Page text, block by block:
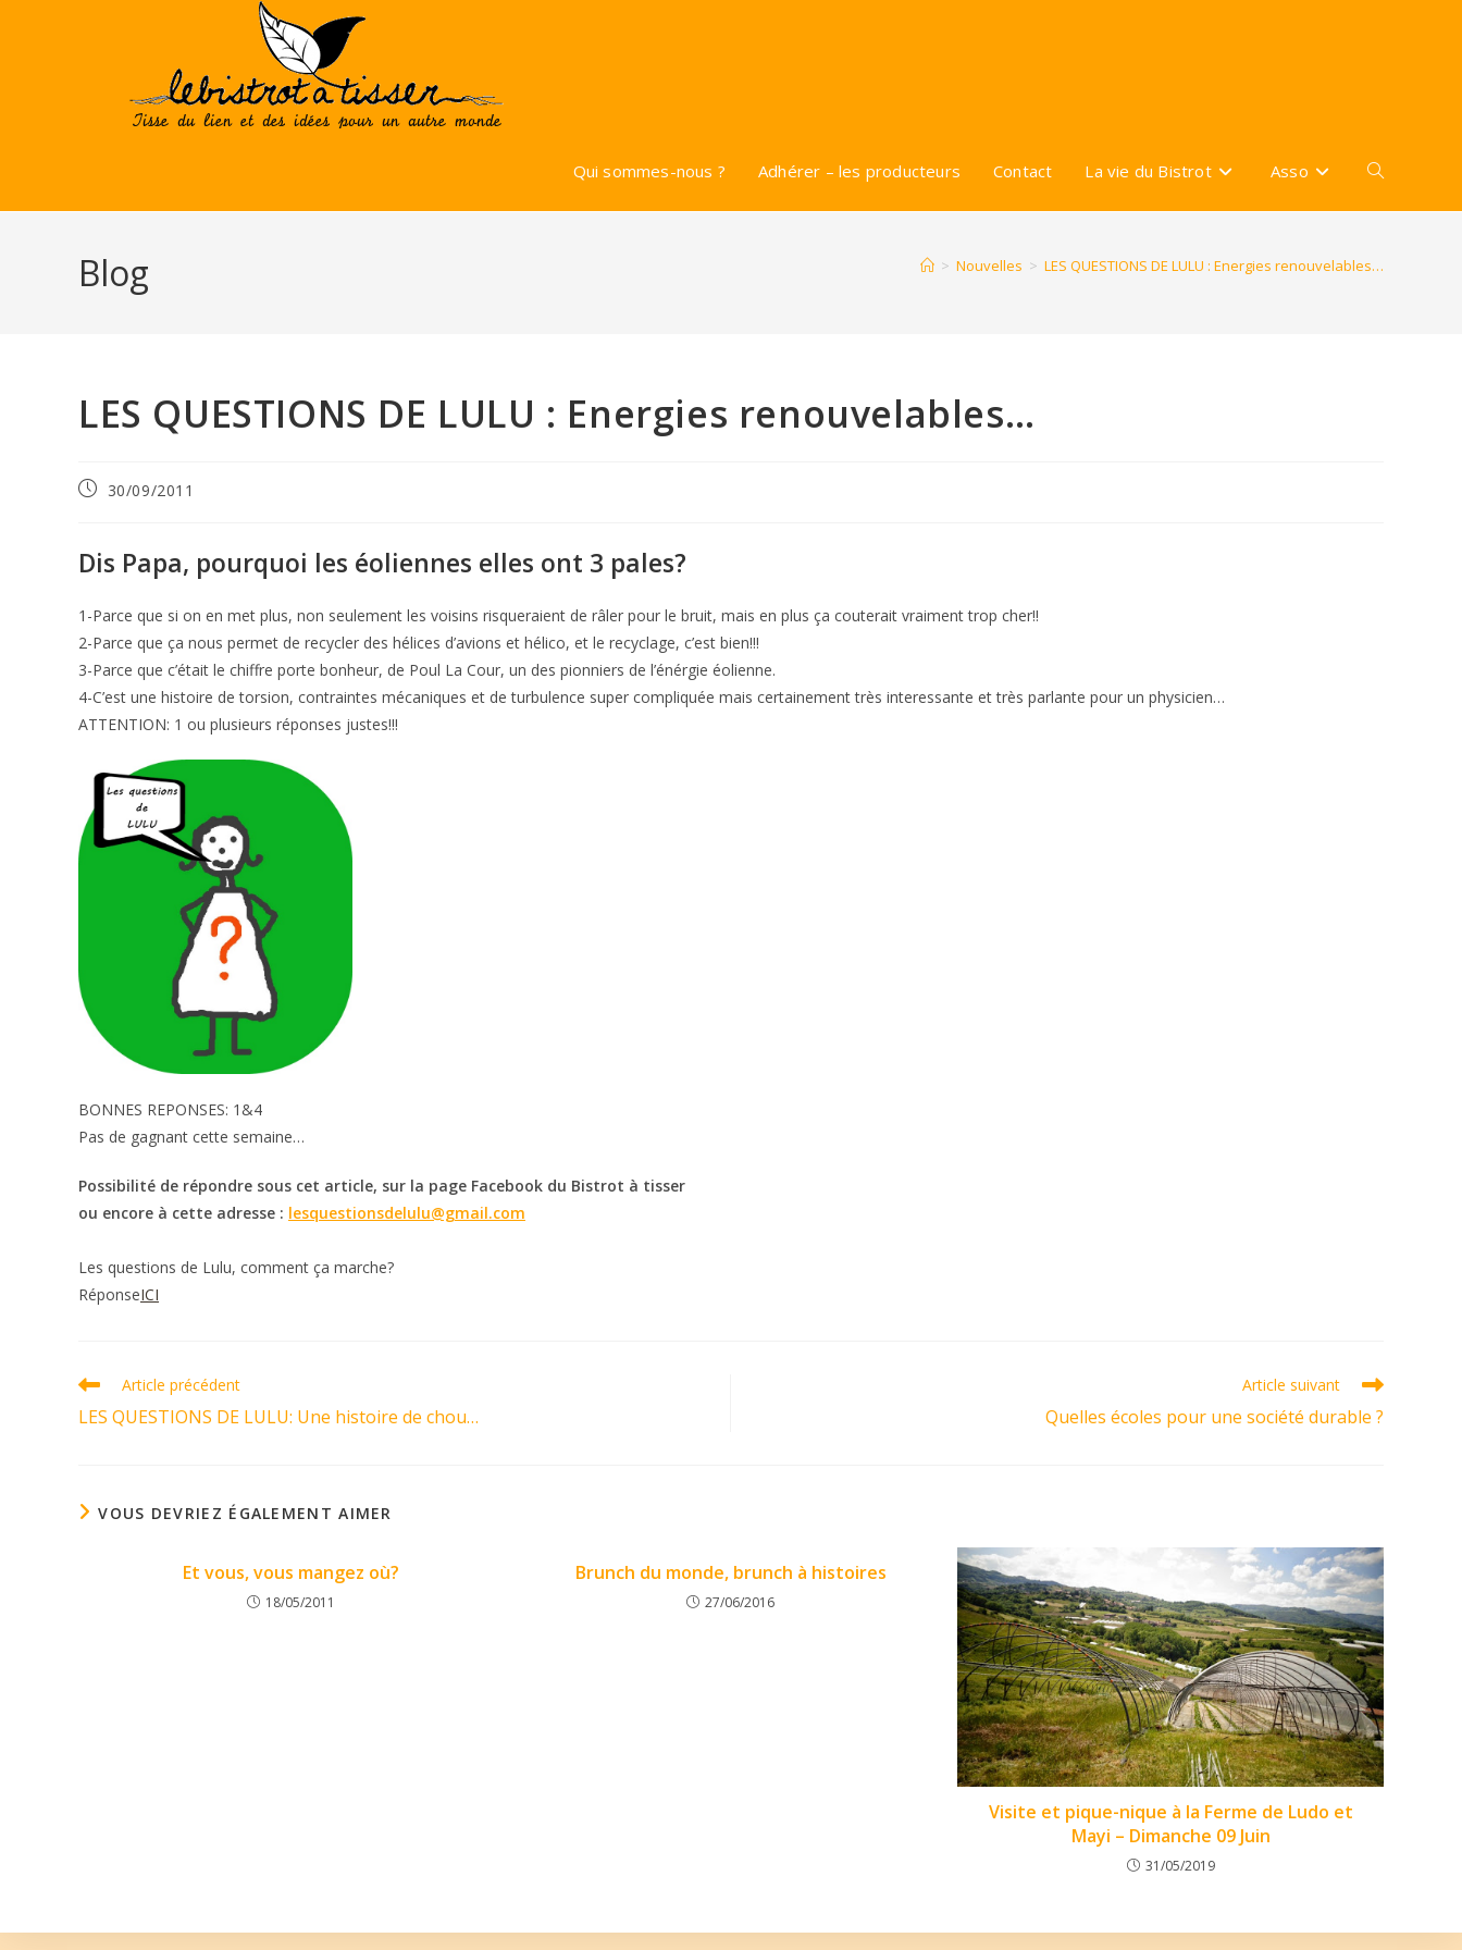
Qui sommes-nous ? Adhérer – les producteurs Contact La vie du Bistrot Asso Toggle
Blog > Nouvelles > LES QUESTIONS DE LULU : Energies renouvelables…
LES QUESTIONS DE LULU : Energies renouvelables…
Publication
30/09/2011
Dis Papa, pourquoi les éoliennes elles ont 3 pales?
1-Parce que si on en met plus, non seulement les voisins risqueraient de râler pour le bruit, mais en plus ça couterait vraiment trop cher!!
2-Parce que ça nous permet de recycler des hélices d’avions et hélico, et le recyclage, c’est bien!!!
3-Parce que c’était le chiffre porte bonheur, de Poul La Cour, un des pionniers de l’énérgie éolienne.
4-C’est une histoire de torsion, contraintes mécaniques et de turbulence super compliquée mais certainement très interessante et très parlante pour un physicien…
ATTENTION: 1 ou plusieurs réponses justes!!!
BONNES REPONSES: 1&4
Pas de gagnant cette semaine…
Possibilité de répondre sous cet article, sur la page Facebook du Bistrot à tisser
ou encore à cette adresse : lesquestionsdelulu@gmail.com
Les questions de Lulu, comment ça marche?
RéponseICI
Read
articles
Article précédent
LES QUESTIONS DE LULU: Une histoire de chou…
Article suivant
Quelles écoles pour une société durable ?
VOUS DEVRIEZ ÉGALEMENT AIMER
Et vous, vous mangez où?
18/05/2011
Brunch du monde, brunch à histoires
27/06/2016
Visite et pique-nique à la Ferme de Ludo et
Mayi – Dimanche 09 Juin
31/05/2019